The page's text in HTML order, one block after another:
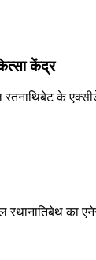
केंद्र
के
का